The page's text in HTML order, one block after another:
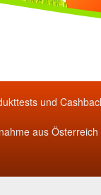
und
aus Österreich